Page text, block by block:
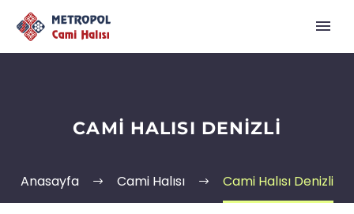
CAMI HALISI DENIZLI
Anasayfa Cami Halısı Cami Halısı Denizli